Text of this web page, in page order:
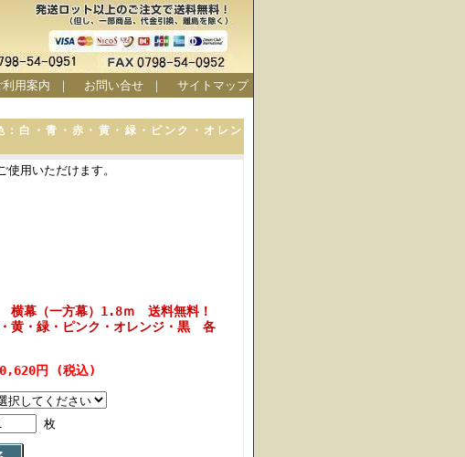
利用案内 ｜ お問い合せ｜ サイトマップ
・青・赤・黄・緑・ピンク・オレン
用いただけます。
横幕（一方幕）1.8ｍ 送料無料！
・黄・緑・ピンク・オレンジ・黒 各
円 (税込)
枚